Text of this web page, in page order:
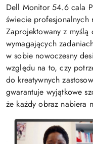
Dell Monitor 54.6 cala
świecie profesjonalnych
Zaprojektowany z myślą
wymagających
w sobie nowoczesny
względu na to, czy
do kreatywnych
gwarantuje wyjątkowe
że każdy obraz nabiera